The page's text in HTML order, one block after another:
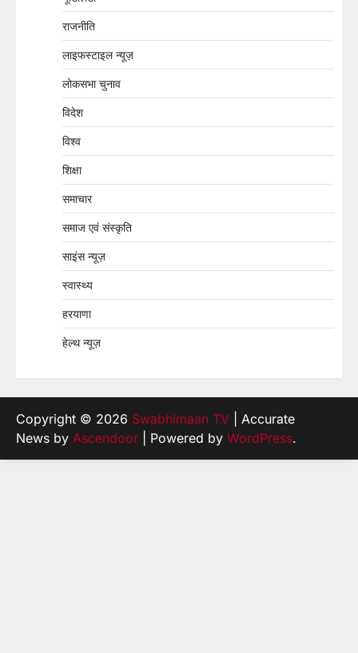
राजनीति
लाइफस्टाइल न्यूज़
लोकसभा चुनाव
विदेश
विश्व
शिक्षा
समाचार
समाज एवं संस्कृति
साइंस न्यूज़
स्वास्थ्य
हरयाणा
हेल्थ न्यूज़
Copyright © 2026 Swabhimaan TV | Accurate
News by Ascendoor | Powered by WordPress.